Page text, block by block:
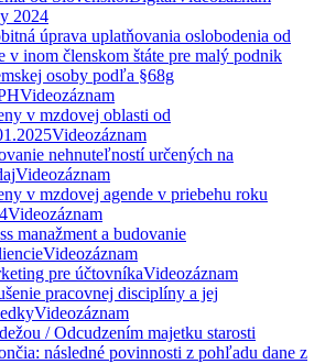
2024
úprava uplatňovania oslobodenia od
v inom členskom štáte pre malý podnik
osoby podľa §68g
Videozáznam
v mzdovej oblasti od
Videozáznam
nehnuteľností určených na
Videozáznam
v mzdovej agende v priebehu roku
Videozáznam
manažment a budovanie
Videozáznam
pre účtovníkaVideozáznam
pracovnej disciplíny a jej
Videozáznam
/ Odcudzením majetku starosti
následné povinnosti z pohľadu dane z